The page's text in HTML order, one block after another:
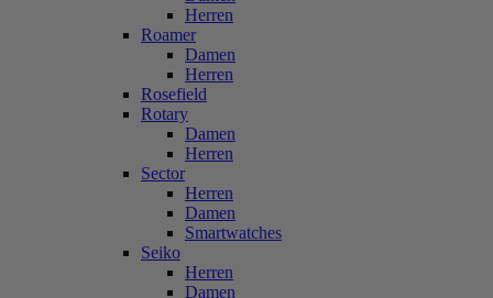
Herren
Roamer
Damen
Herren
Rosefield
Rotary
Damen
Herren
Sector
Herren
Damen
Smartwatches
Seiko
Herren
Damen